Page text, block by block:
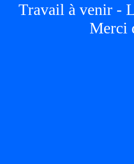
Travail à venir -
Merci